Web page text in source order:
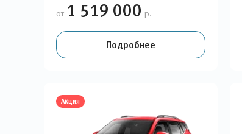
от 1 519 000 р.
Подробнее
Акция